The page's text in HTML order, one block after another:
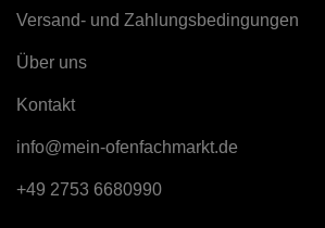
Versand- und Zahlungsbedingungen
Über uns
Kontakt
info@mein-ofenfachmarkt.de
+49 2753 6680990